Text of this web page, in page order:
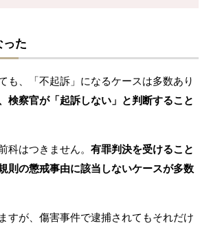
った
も、「不起訴」になるケースは多数あり
検察官が「起訴しない」と判断すること
科はつきません。 有罪判決を受けること
則の懲戒事由に該当しないケースが多数
すが、傷害事件で逮捕されてもそれだけ